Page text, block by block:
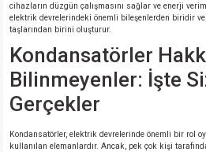
cihazların düzgün çalışmasını sağlar ve enerji
elektrik devrelerindeki önemli bileşenlerden biridir
taşlarından birini oluşturur.
Kondansatörler
Bilinmeyenler: İşte
Gerçekler
Kondansatörler, elektrik devrelerinde önemli bir rol
kullanılan elemanlardır. Ancak, pek çok kişi